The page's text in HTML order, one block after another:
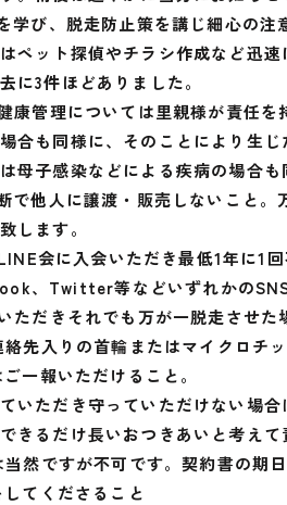
学び、脱走防止策を講じ細心の注
ペット探偵やチラシ作成など迅速
に3件ほどありました。
康管理については里親様が責任
合も同様に、そのことにより生じ
母子感染などによる疾病の場合も
で他人に譲渡・販売しないこと
します。
会に入会いただき最低1年に1
、Twitter等などいずれかの
ただきそれでも万が一脱走させた
先入りの首輪またはマイクロチ
一報いただけること。
いただき守っていただけない場合
きるだけ長いおつきあいと考えて
然ですが不可です。契約書の期
てくださること